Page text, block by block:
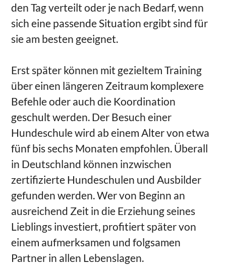
den Tag verteilt oder je nach Bedarf, wenn
sich eine passende Situation ergibt sind für
sie am besten geeignet.
Erst später können mit gezieltem Training
über einen längeren Zeitraum komplexere
Befehle oder auch die Koordination
geschult werden. Der Besuch einer
Hundeschule wird ab einem Alter von etwa
fünf bis sechs Monaten empfohlen. Überall
in Deutschland können inzwischen
zertifizierte Hundeschulen und Ausbilder
gefunden werden. Wer von Beginn an
ausreichend Zeit in die Erziehung seines
Lieblings investiert, profitiert später von
einem aufmerksamen und folgsamen
Partner in allen Lebenslagen.